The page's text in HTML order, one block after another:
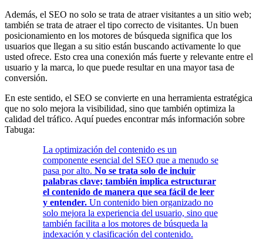
Además, el SEO no solo se trata de atraer visitantes a un sitio web;
también se trata de atraer el tipo correcto de visitantes. Un buen
posicionamiento en los motores de búsqueda significa que los
usuarios que llegan a su sitio están buscando activamente lo que
usted ofrece. Esto crea una conexión más fuerte y relevante entre el
usuario y la marca, lo que puede resultar en una mayor tasa de
conversión.
En este sentido, el SEO se convierte en una herramienta estratégica
que no solo mejora la visibilidad, sino que también optimiza la
calidad del tráfico. Aquí puedes encontrar más información sobre
Tabuga:
La optimización del contenido es un
componente esencial del SEO que a menudo se
pasa por alto. No se trata solo de incluir
palabras clave; también implica estructurar
el contenido de manera que sea fácil de leer
y entender.Un contenido bien organizado no
solo mejora la experiencia del usuario, sino que
también facilita a los motores de búsqueda la
indexación y clasificación del contenido.